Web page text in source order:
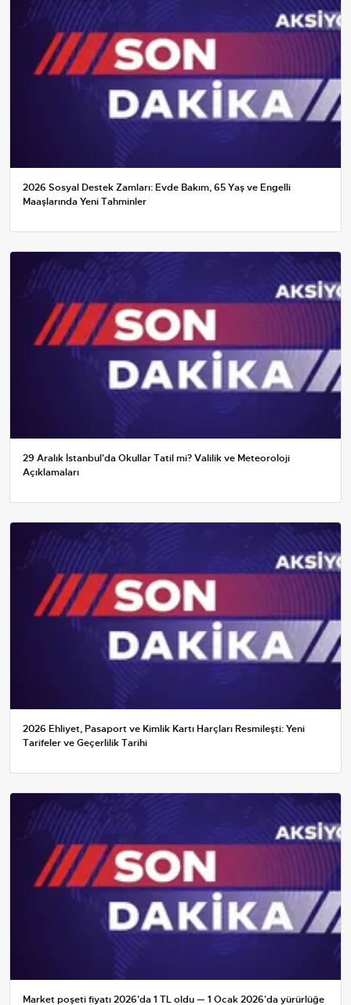
2026 Sosyal Destek Zamları: Evde Bakım, 65 Yaş ve Engelli
Maaşlarında Yeni Tahminler
29 Aralık İstanbul'da Okullar Tatil mi? Valilik ve Meteoroloji
Açıklamaları
2026 Ehliyet, Pasaport ve Kimlik Kartı Harçları Resmileşti: Yeni
Tarifeler ve Geçerlilik Tarihi
Market poşeti fiyatı 2026'da 1 TL oldu — 1 Ocak 2026'da yürürlüğe